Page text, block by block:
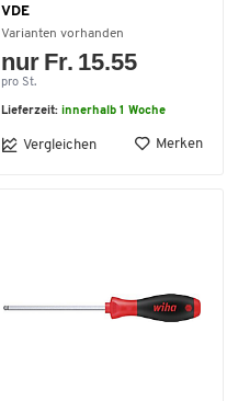
VDE
Varianten vorhanden
nur Fr. 15.55
pro St.
Lieferzeit: innerhalb 1 Woche
Vergleichen Merken